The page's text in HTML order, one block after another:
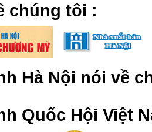
chúng tôi :
Hà Nội nói về
Quốc Hội Việt